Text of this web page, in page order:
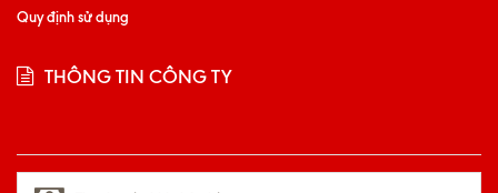
Quy định sử dụng
THÔNG TIN CÔNG TY